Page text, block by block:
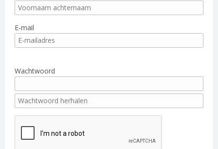
E-mail
Wachtwoord